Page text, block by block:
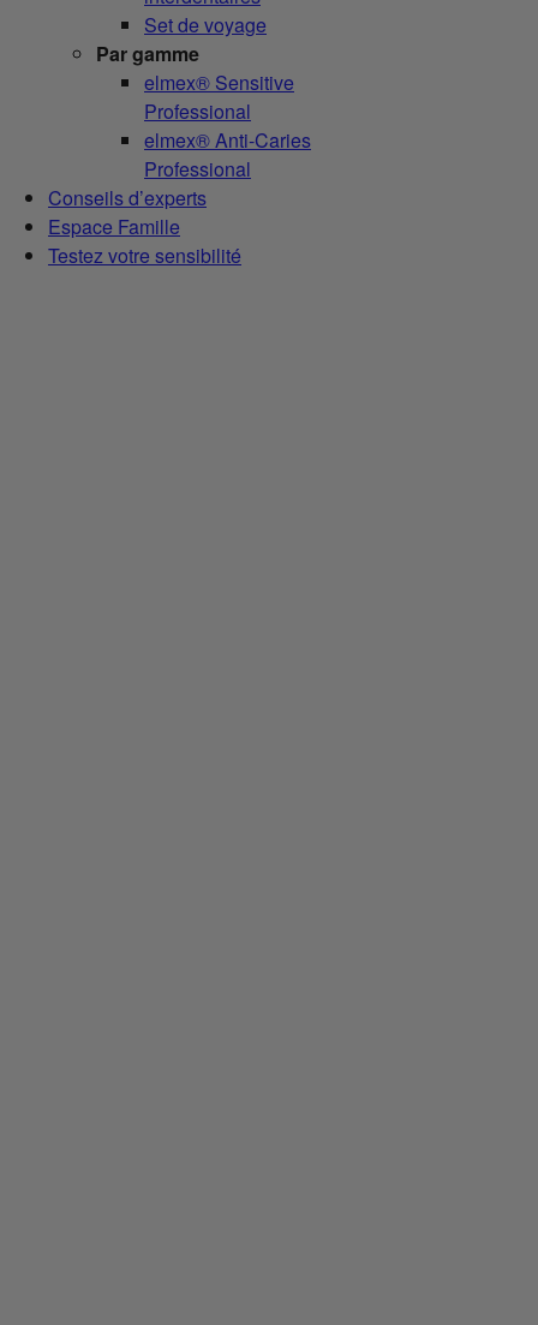
Set de voyage
Par gamme
elmex® Sensitive
Professional
elmex® Anti-Caries
Professional
Conseils d’experts
Espace Famille
Testez votre sensibilité